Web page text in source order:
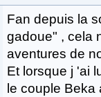
Fan depuis la
gadoue" , cela
aventures de
Et lorsque j 'ai
le couple